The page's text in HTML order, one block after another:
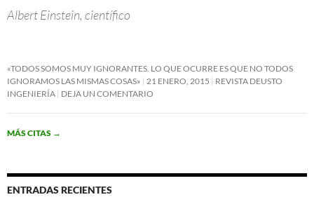
Albert Einstein, científico
«TODOS SOMOS MUY IGNORANTES. LO QUE OCURRE ES QUE NO TODOS
IGNORAMOS LAS MISMAS COSAS»
21 ENERO, 2015
REVISTA DEUSTO
INGENIERÍA DEJA UN COMENTARIO
MÁS CITAS →
ENTRADAS RECIENTES